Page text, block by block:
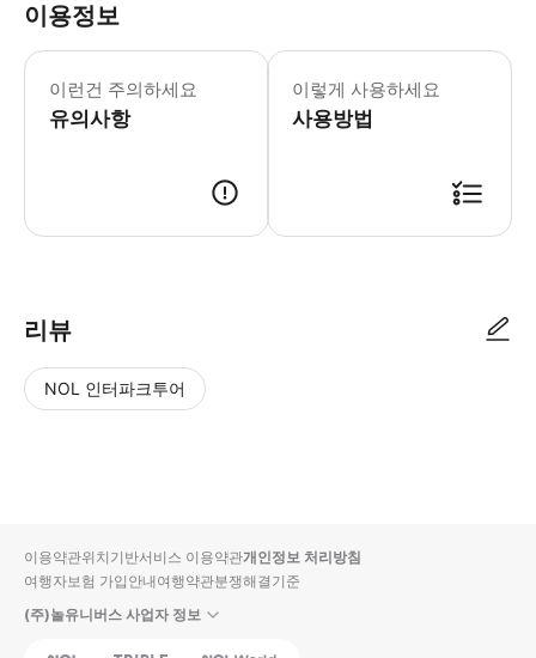
이용정보
이런건 주의하세요
유의사항
예약하기 전에 문의해 주세요. 1: 마
이렇게 사용하세요
사용방법
리뷰
NOL 인터파크투어
입니
다.
순
상
이용약관위치기반서비스 이용약관개인정보 처리방침
여행자보험 가입안내여행약관분쟁해결기준
(주)놀유니버스 사업자 정보